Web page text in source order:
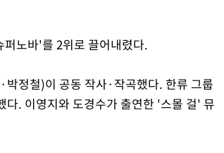
노바'를 2위로 끌어내렸다.
정철)이 공동 작사·작곡했다. 한류 그룹
. 이영지와 도경수가 출연한 '스몰 걸' 뮤